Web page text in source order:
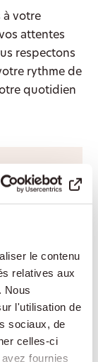
le contenu
relatives aux
Nous
l'utilisation de
sociaux, de
celles-ci
fournies
à votre
attentes
respectons
rythme de
quotidien
: nous
afin